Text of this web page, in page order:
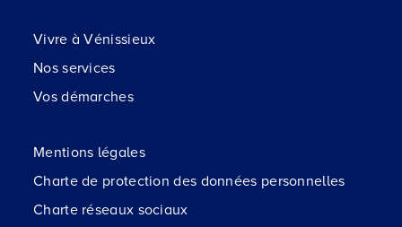
Vivre à Vénissieux
Nos services
Vos démarches
Mentions légales
Charte de protection des données personnelles
Charte réseaux sociaux